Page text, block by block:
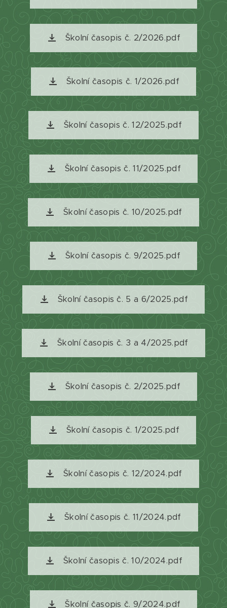
Školní časopis č. 2/2026.pdf
Školní časopis č. 1/2026.pdf
Školní časopis č. 12/2025.pdf
Školní časopis č. 11/2025.pdf
Školní časopis č. 10/2025.pdf
Školní časopis č. 9/2025.pdf
Školní časopis č. 5 a 6/2025.pdf
Školní časopis č. 3 a 4/2025.pdf
Školní časopis č. 2/2025.pdf
Školní časopis č. 1/2025.pdf
Školní časopis č. 12/2024.pdf
Školní časopis č. 11/2024.pdf
Školní časopis č. 10/2024.pdf
Školní časopis č. 9/2024.pdf